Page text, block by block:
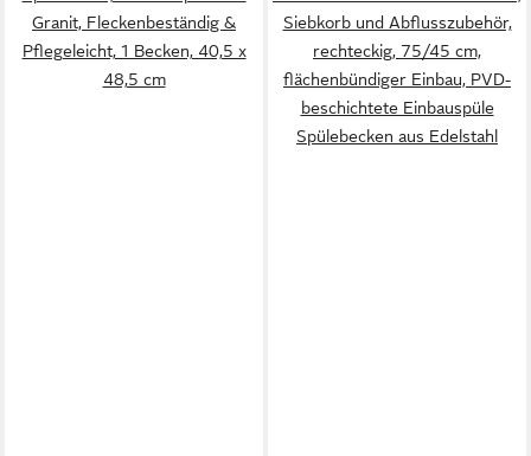
Granit, Fleckenbeständig &
Pflegeleicht, 1 Becken, 40,5 x
48,5 cm
Siebkorb und Abflusszubehör,
rechteckig, 75/45 cm,
flächenbündiger Einbau, PVD-
beschichtete Einbauspüle
Spülebecken aus Edelstahl